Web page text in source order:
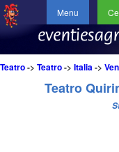
Menu
Teatro-> Teatro-> Italia->
Teatro